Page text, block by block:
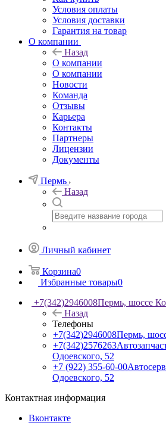
Условия оплаты
Условия доставки
Гарантия на товар
О компании
Назад
О компании
О компании
Новости
Команда
Отзывы
Карьера
Контакты
Партнеры
Лицензии
Документы
Пермь
Назад
Личный кабинет
Корзина0
Избранные товары0
+7(342)2946008Пермь, шоссе
Назад
Телефоны
+7(342)2946008Пермь,
+7(342)2576263
Одоевского, 52
+7 (922) 355-60-00
Одоевского, 52
Контактная информация
Вконтакте